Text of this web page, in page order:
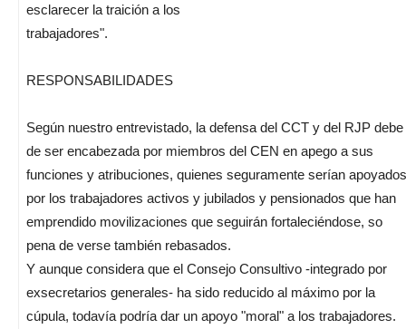
esclarecer la traición a los
trabajadores".
RESPONSABILIDADES
Según nuestro entrevistado, la defensa del CCT y del RJP debe
de ser encabezada por miembros del CEN en apego a sus
funciones y atribuciones, quienes seguramente serían apoyados
por los trabajadores activos y jubilados y pensionados que han
emprendido movilizaciones que seguirán fortaleciéndose, so
pena de verse también rebasados.
Y aunque considera que el Consejo Consultivo -integrado por
exsecretarios generales- ha sido reducido al máximo por la
cúpula, todavía podría dar un apoyo "moral" a los trabajadores.